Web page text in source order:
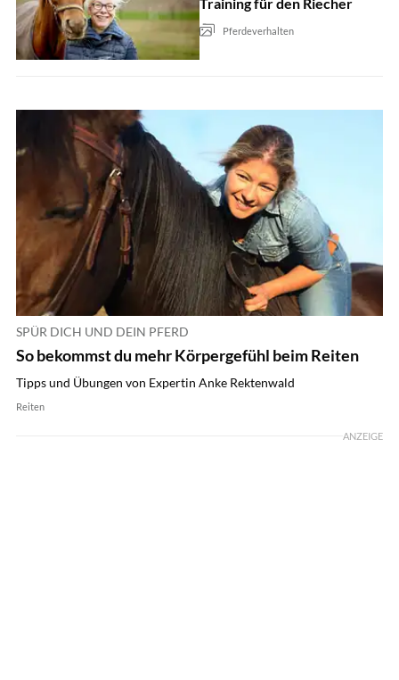
Training für den Riecher
Pferdeverhalten
SPÜR DICH UND DEIN PFERD
So bekommst du mehr Körpergefühl beim Reiten
Tipps und Übungen von Expertin Anke Rektenwald
Reiten
ANZEIGE